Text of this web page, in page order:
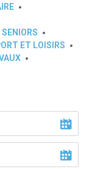
SENIORS
ET LOISIRS